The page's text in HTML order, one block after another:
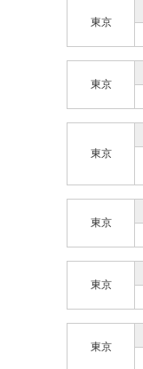
東京
東京
東京
東京
東京
東京